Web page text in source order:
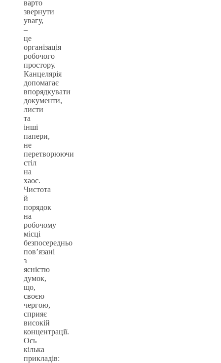
варто
звернути
увагу,
–
це
організація
робочого
простору.
Канцелярія
допомагає
впорядкувати
документи,
листи
та
інші
папери,
не
перетворюючи
стіл
на
хаос.
Чистота
й
порядок
на
робочому
місці
безпосередньо
пов’язані
з
ясністю
думок,
що,
своєю
чергою,
сприяє
високій
концентрації.
Ось
кілька
прикладів: